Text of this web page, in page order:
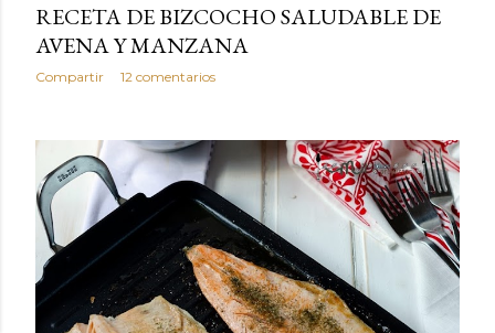
RECETA DE BIZCOCHO SALUDABLE DE
AVENA Y MANZANA
Compartir 12 comentarios